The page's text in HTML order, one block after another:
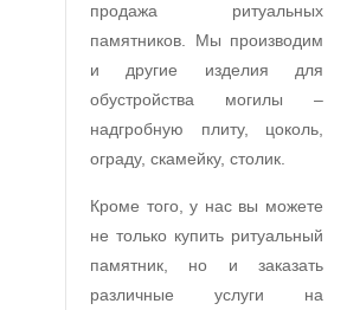
продажа ритуальных
памятников. Мы производим
и другие изделия для
обустройства могилы –
надгробную плиту, цоколь,
ограду, скамейку, столик.
Кроме того, у нас вы можете
не только купить ритуальный
памятник, но и заказать
различные услуги на